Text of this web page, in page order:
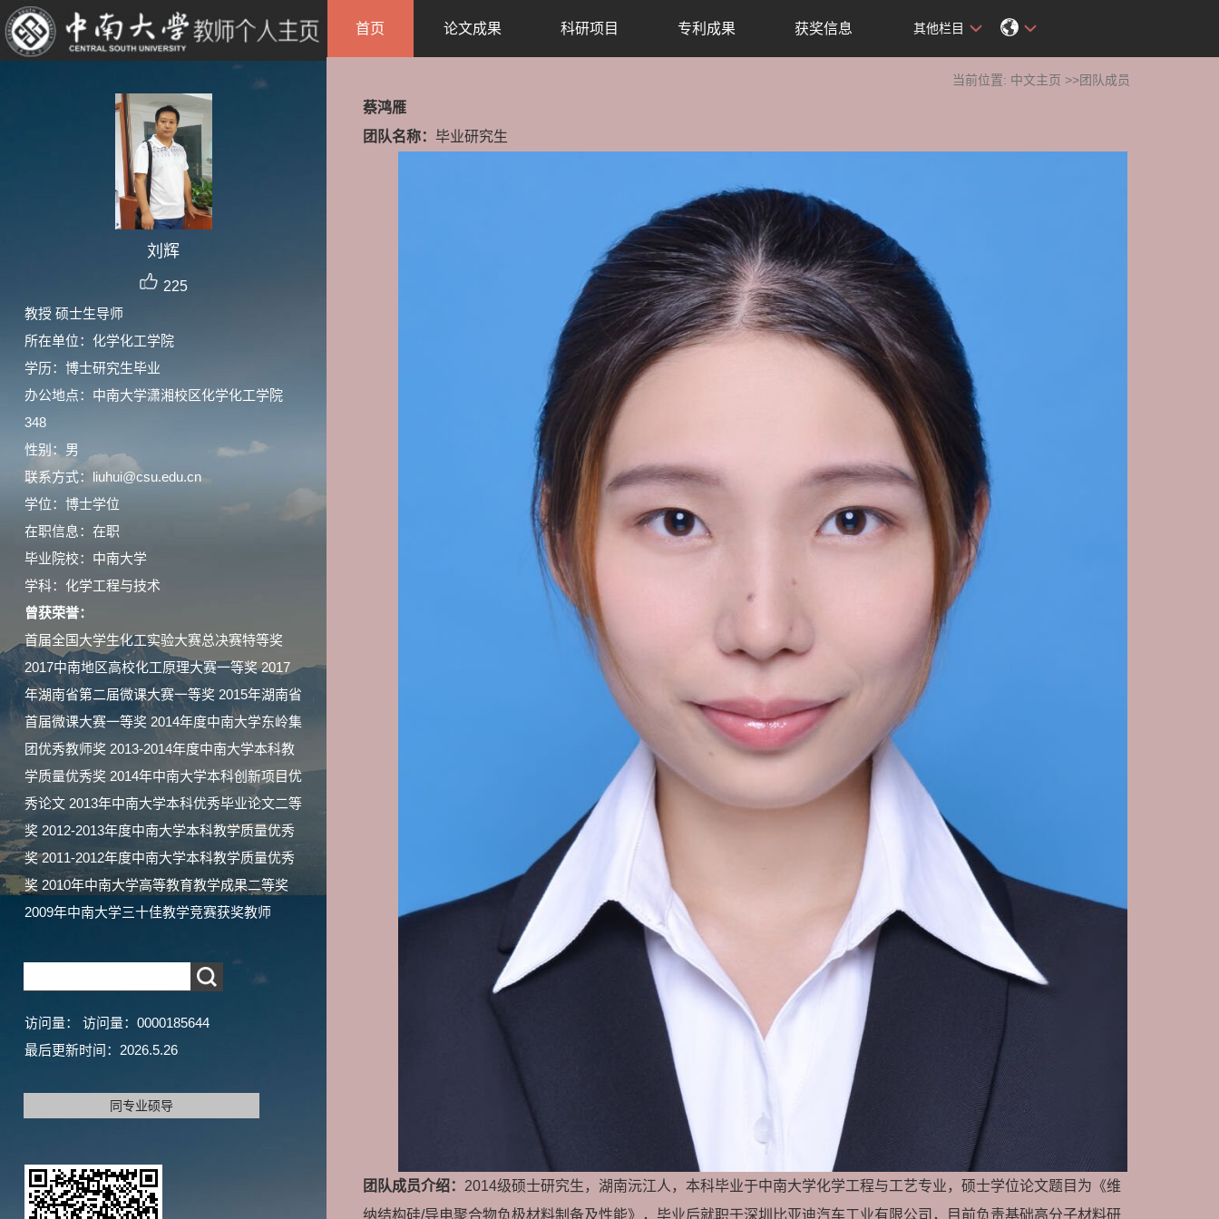
刘辉
225
教授 硕士生导师
所在单位：化学化工学院
学历：博士研究生毕业
办公地点：中南大学潇湘校区化学化工学院
348
性别：男
联系方式：liuhui@csu.edu.cn
学位：博士学位
在职信息：在职
毕业院校：中南大学
学科：化学工程与技术
曾获荣誉：
首届全国大学生化工实验大赛总决赛特等奖
2017中南地区高校化工原理大赛一等奖 2017
年湖南省第二届微课大赛一等奖 2015年湖南省
首届微课大赛一等奖 2014年度中南大学东岭集
团优秀教师奖 2013-2014年度中南大学本科教
学质量优秀奖 2014年中南大学本科创新项目优
秀论文 2013年中南大学本科优秀毕业论文二等
奖 2012-2013年度中南大学本科教学质量优秀
奖 2011-2012年度中南大学本科教学质量优秀
奖 2010年中南大学高等教育教学成果二等奖
2009年中南大学三十佳教学竞赛获奖教师
访问量： 访问量： 0000185644
最后更新时间： 2026.5.26
同专业硕导
首页 论文成果 科研项目 专利成果 获奖信息 其他栏目
当前位置: 中文主页 >>团队成员
蔡鸿雁
团队名称： 毕业研究生
团队成员介绍： 2014级硕士研究生，湖南沅江人，本科毕业于中南大学化学工程与工艺专业，硕士学位论文题目为《维
纳结构硅/导电聚合物负极材料制备及性能》，毕业后就职于深圳比亚迪汽车工业有限公司，目前负责基础高分子材料研